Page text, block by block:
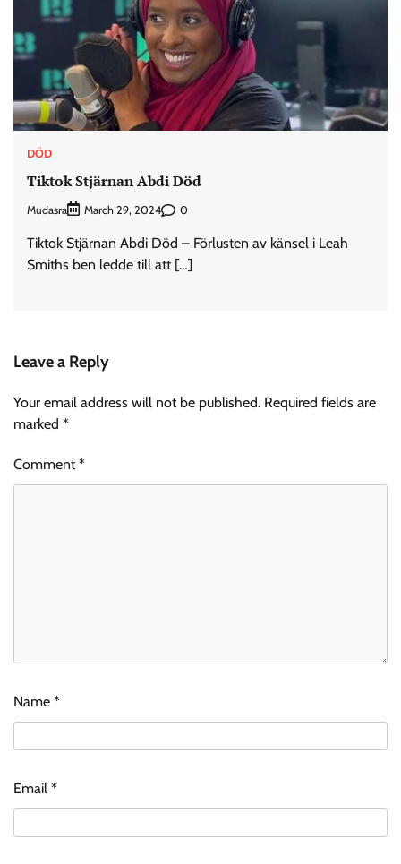
DÖD
Tiktok Stjärnan Abdi Död
Mudasra March 29, 2024 0
Tiktok Stjärnan Abdi Död – Förlusten av känsel i Leah
Smiths ben ledde till att […]
Leave a Reply
Your email address will not be published. Required fields are
marked *
Comment*
Name *
Email *